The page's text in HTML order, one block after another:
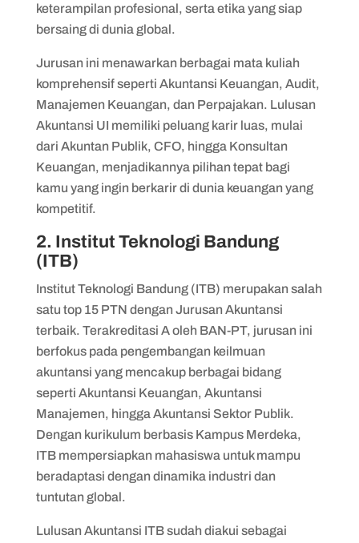
keterampilan profesional, serta etika yang siap
bersaing di dunia global.
Jurusan ini menawarkan berbagai mata kuliah
komprehensif seperti Akuntansi Keuangan, Audit,
Manajemen Keuangan, dan Perpajakan. Lulusan
Akuntansi UI memiliki peluang karir luas, mulai
dari Akuntan Publik, CFO, hingga Konsultan
Keuangan, menjadikannya pilihan tepat bagi
kamu yang ingin berkarir di dunia keuangan yang
kompetitif.
2. Institut Teknologi Bandung
(ITB)
Institut Teknologi Bandung (ITB) merupakan salah
satu top 15 PTN dengan Jurusan Akuntansi
terbaik. Terakreditasi A oleh BAN-PT, jurusan ini
berfokus pada pengembangan keilmuan
akuntansi yang mencakup berbagai bidang
seperti Akuntansi Keuangan, Akuntansi
Manajemen, hingga Akuntansi Sektor Publik.
Dengan kurikulum berbasis Kampus Merdeka,
ITB mempersiapkan mahasiswa untuk mampu
beradaptasi dengan dinamika industri dan
tuntutan global.
Lulusan Akuntansi ITB sudah diakui sebagai